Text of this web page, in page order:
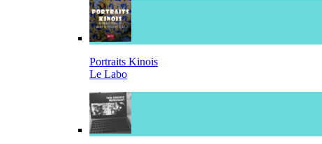
Portraits Kinois
Le Labo